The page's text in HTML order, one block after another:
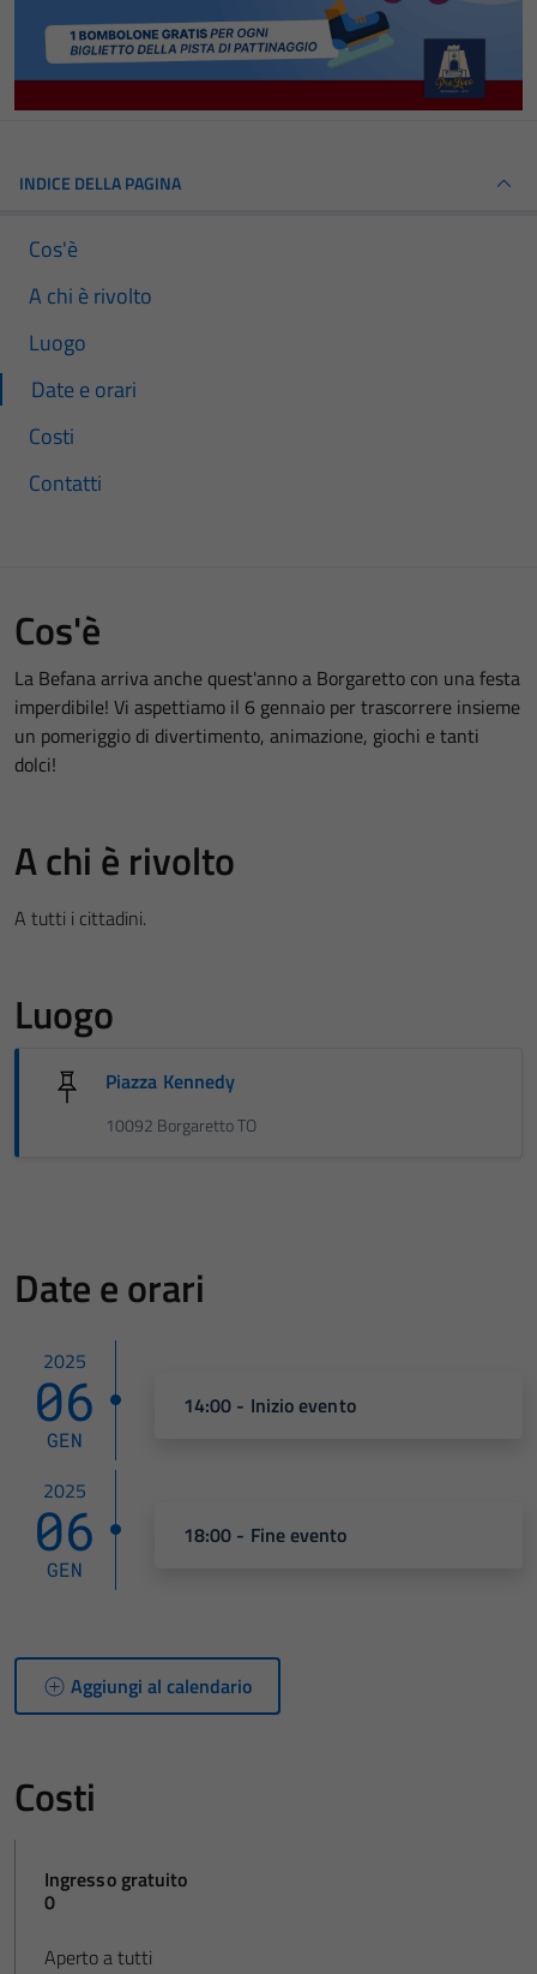
INDICE DELLA PAGINA
Cos'è
A chi è rivolto
Luogo
Date e orari
Costi
Contatti
Cos'è
La Befana arriva anche quest'anno a Borgaretto con una festa
imperdibile! Vi aspettiamo il 6 gennaio per trascorrere insieme
un pomeriggio di divertimento, animazione, giochi e tanti
dolci!
A chi è rivolto
A tutti i cittadini.
Luogo
Piazza Kennedy
10092 Borgaretto TO
Date e orari
2025
06
GEN
14:00 - Inizio evento
2025
06
GEN
18:00 - Fine evento
Aggiungi al calendario
Costi
Ingresso gratuito
0
Aperto a tutti